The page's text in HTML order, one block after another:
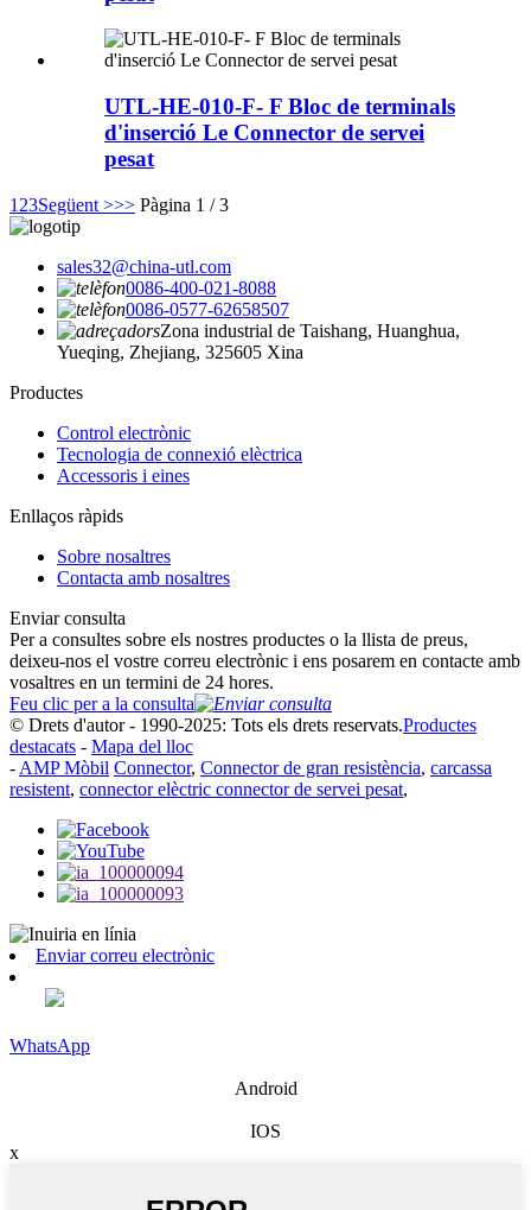
UTL-HE-010-F- F Bloc de terminals
d'inserció Le Connector de servei
pesat
1 23Següent >>> Pàgina 1 / 3
sales32@china-utl.com
0086-400-021-8088
0086-0577-62658507
Zona industrial de Taishang, Huanghua,
Yueqing, Zhejiang, 325605 Xina
Productes
Control electrònic
Tecnologia de connexió elèctrica
Accessoris i eines
Enllaços ràpids
Sobre nosaltres
Contacta amb nosaltres
Enviar consulta
Per a consultes sobre els nostres productes o la llista de preus,
deixeu-nos el vostre correu electrònic i ens posarem en contacte amb
vosaltres en un termini de 24 hores.
Feu clic per a la consulta
© Drets d'autor - 1990-2025: Tots els drets reservats.Productes
destacats - Mapa del lloc
- AMP Mòbil Connector, Connector de gran resistència, carcassa
resistent, connector elèctric connector de servei pesat,
Enviar correu electrònic
WhatsApp
Android
IOS
x